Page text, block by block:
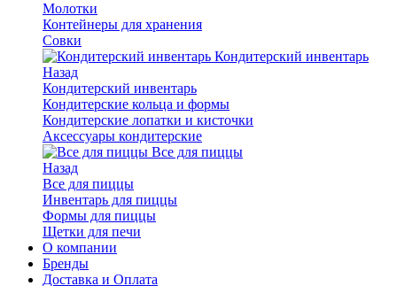
Молотки
Контейнеры для хранения
Совки
Кондитерский инвентарь
Назад
Кондитерский инвентарь
Кондитерские кольца и формы
Кондитерские лопатки и кисточки
Аксессуары кондитерские
Все для пиццы
Назад
Все для пиццы
Инвентарь для пиццы
Формы для пиццы
Щетки для печи
О компании
Бренды
Доставка и Оплата